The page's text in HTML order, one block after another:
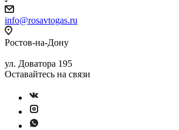
info@rosavtogas.ru
Ростов-на-Дону
ул. Доватора 195
Оставайтесь на связи